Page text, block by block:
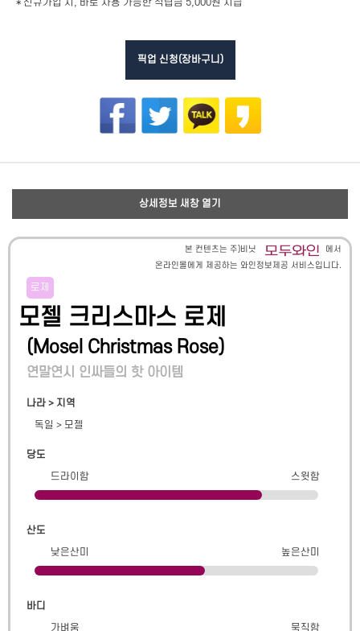
* 신규가입 시, 바로 사용 가능한 적립금 5,000원 지급
픽업 신청(장바구니)
상세정보 새창 열기
본 컨텐츠는 주)비닛
에서
온라인몰에게 제공하는 와인정보제공 서비스입니다.
로제
모젤 크리스마스 로제
(Mosel Christmas Rose)
연말연시 인싸들의 핫 아이템
나라 > 지역
독일 > 모젤
당도
드라이함
스윗함
산도
낮은산미
높은산미
바디
가벼움
묵직함